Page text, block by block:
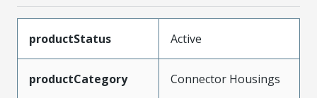
productStatus Active
productCategory Connector Housings